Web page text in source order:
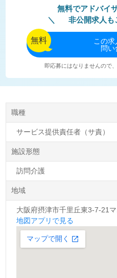
無料でアドバイ
非公開求人も
無料 この求
問い
即応募にはなりませんので
職種
サービス提供責任者（サ責）
施設形態
訪問介護
地域
大阪府摂津市千里丘東3-7-21
地図アプリで見る